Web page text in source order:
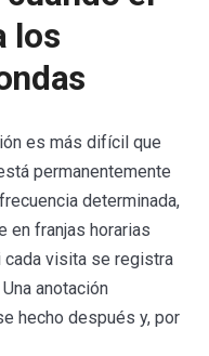
los
es más difícil que
permanentemente
determinada,
en franjas horarias
visita se registra
anotación
hecho después y, por